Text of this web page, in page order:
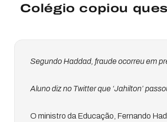
Colégio copiou
Segundo Haddad, fraude ocorreu em
Aluno diz no Twitter que ‘Jahilton’
O ministro da Educação, Fernando